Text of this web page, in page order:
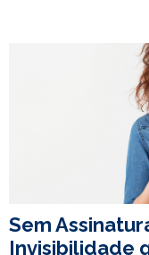
Sem
Invisibilidade